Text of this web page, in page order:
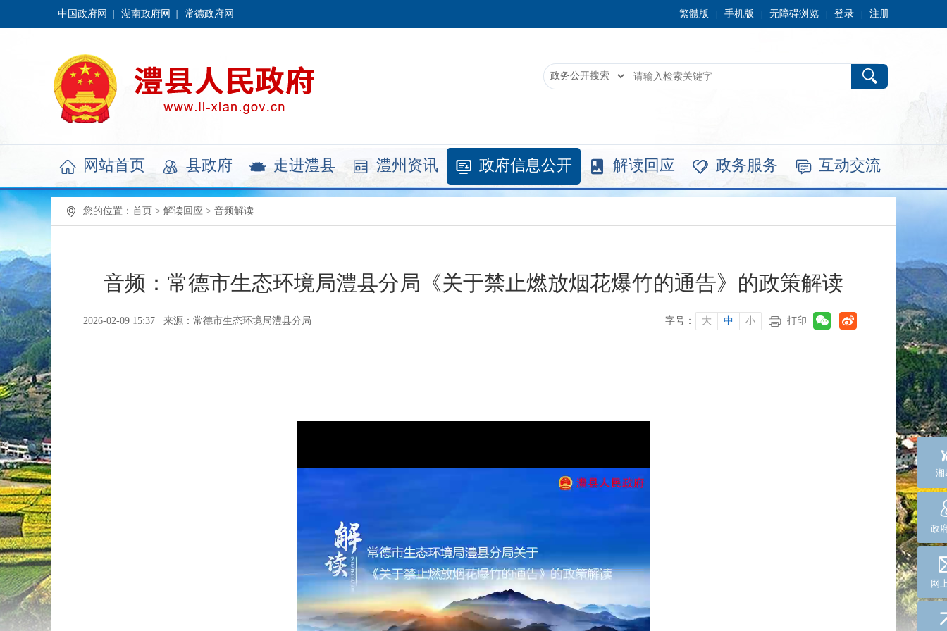
中国政府网 湖南政府网 常德政府网 繁體版 手机版 无障碍浏览 登录 注册
 网站首页  县政府  走进澧县  澧州资讯  政府信息公开  解读回应  政务服务  互动交流
您的位置： 首页 > 解读回应 > 音频解读
音频：常德市生态环境局澧县分局《关于禁止燃放烟花爆竹的通告》的政策解读
2026-02-09 15:37 来源：常德市生态环境局澧县分局 字号： 大 中 小 打印
湘
政
网